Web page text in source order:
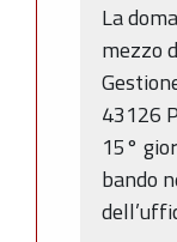
La
mezzo
43126
15°
bando